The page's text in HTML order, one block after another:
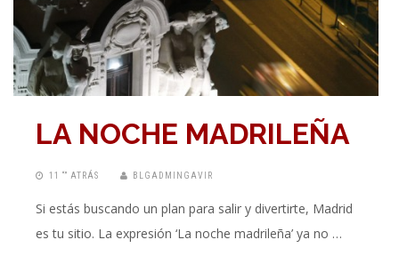
LA NOCHE MADRILEÑA
11 “” ATRÁS BLGADMINGAVIR
Si estás buscando un plan para salir y divertirte, Madrid
es tu sitio. La expresión ‘La noche madrileña’ ya no …